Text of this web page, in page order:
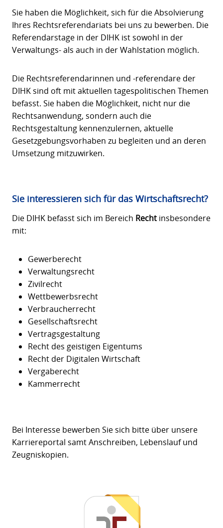
Sie haben die Möglichkeit, sich für die Absolvierung
Ihres Rechtsreferendariats bei uns zu bewerben. Die
Referendarstage in der DIHK ist sowohl in der
Verwaltungs- als auch in der Wahlstation möglich.
Die Rechtsreferendarinnen und -referendare der
DIHK sind oft mit aktuellen tagespolitischen Themen
befasst. Sie haben die Möglichkeit, nicht nur die
Rechtsanwendung, sondern auch die
Rechtsgestaltung kennenzulernen, aktuelle
Gesetzgebungsvorhaben zu begleiten und an deren
Umsetzung mitzuwirken.
Sie interessieren sich für das Wirtschaftsrecht?
Die DIHK befasst sich im Bereich Recht insbesondere
mit:
Gewerberecht
Verwaltungsrecht
Zivilrecht
Wettbewerbsrecht
Verbraucherrecht
Gesellschaftsrecht
Vertragsgestaltung
Recht des geistigen Eigentums
Recht der Digitalen Wirtschaft
Vergaberecht
Kammerrecht
Bei Interesse bewerben Sie sich bitte über unsere
Karriereportal samt Anschreiben, Lebenslauf und
Zeugniskopien.